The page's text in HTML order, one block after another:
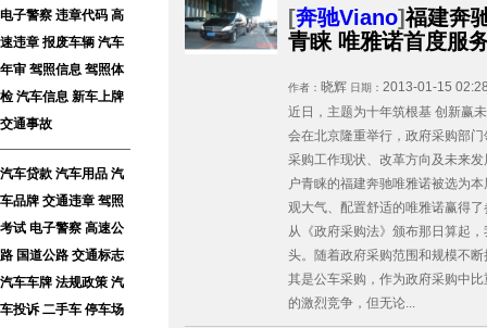
电子警察 违章代码 高
速违章 报废车辆 汽车
年审 驾照信息 驾照体
检 汽车信息 新车上牌
交通事故
汽车贷款 汽车用品 汽
车品牌 交通违章 驾照
考试 电子警察 高速公
路 国道公路 交通标志
汽车车牌 法规政策 汽
车投诉 二手车 停车场
[奔驰Viano]福建奔
青睐 唯雅诺首度服
作者： 晓辉 日期： 2013-01-15
近日，主题为十年筑根基 创新赢
会在北京隆重举行，政府采购部
采购工作现状、改革方向及未来
户青睐的福建奔驰唯雅诺被选为
观大气、配置舒适的唯雅诺赢得
从《政府采购法》颁布那日算起
头。随着政府采购范围和规模不
其是公车采购，作为政府采购中
的激烈竞争，但无论...